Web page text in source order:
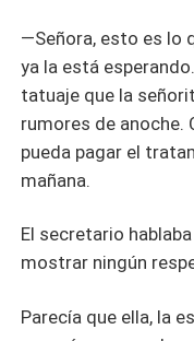
—Señora, esto es lo
ya la está
tatuaje que la
rumores de anoche.
pueda pagar el
mañana.
El secretario
mostrar ningún
Parecía que ella, la